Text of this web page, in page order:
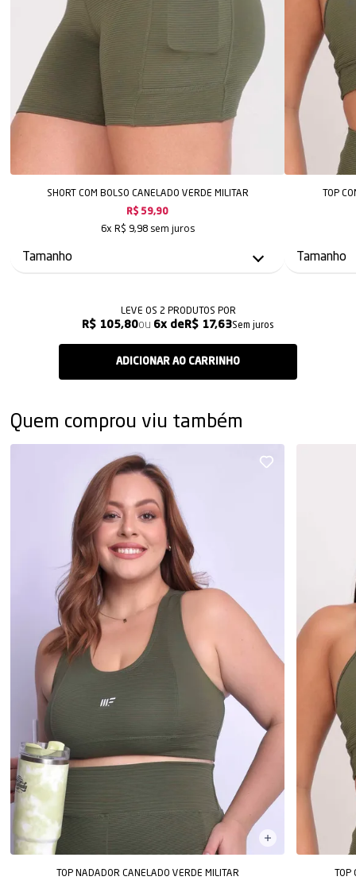
SHORT COM BOLSO CANELADO VERDE MILITAR
R$ 59,90
6x R$ 9,98 sem juros
TOP
LEVE OS 2 PRODUTOS
R$ 105,80 6x R$ 17,63Sem juros
Quem comprou viu também
TOP NADADOR CANELADO VERDE MILITAR